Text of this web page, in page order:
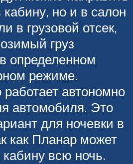
кабину, но и в салон
в грузовой отсек,
груз
определенном
режиме.
работает автономно
автомобиля. Это
для ночевки в
как Планар может
кабину всю ночь.